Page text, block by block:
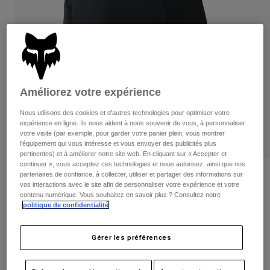
Shorts
Gants
Protections
Masques
Chaussettes
Pièces de rechange
Pantalons
Gants
Masques
Chaussettes
Sacs et accessoires
Voir tout
Femme
T-shirts et tops
Sweats et Pulls
Vestes
Pantalons
Chemises
Voir tout
Masques
Chaussettes
Voir tout
Moto
Casques
Maillots
Pantalons
Bottes
Avis
Short Flexair Ascent
Article n°33755
Améliorez votre expérience
Nous utilisons des cookies et d'autres technologies pour optimiser votre
expérience en ligne. Ils nous aident à nous souvenir de vous, à personnaliser
votre visite (par exemple, pour garder votre panier plein, vous montrer
l'équipement qui vous intéresse et vous envoyer des publicités plus
pertinentes) et à améliorer notre site web. En cliquant sur « Accepter et
continuer », vous acceptez ces technologies et nous autorisez, ainsi que nos
partenaires de confiance, à collecter, utiliser et partager des informations sur
vos interactions avec le site afin de personnaliser votre expérience et votre
contenu numérique. Vous souhaitez en savoir plus ? Consultez notre
politique de confidentialité
Gérer les préférences